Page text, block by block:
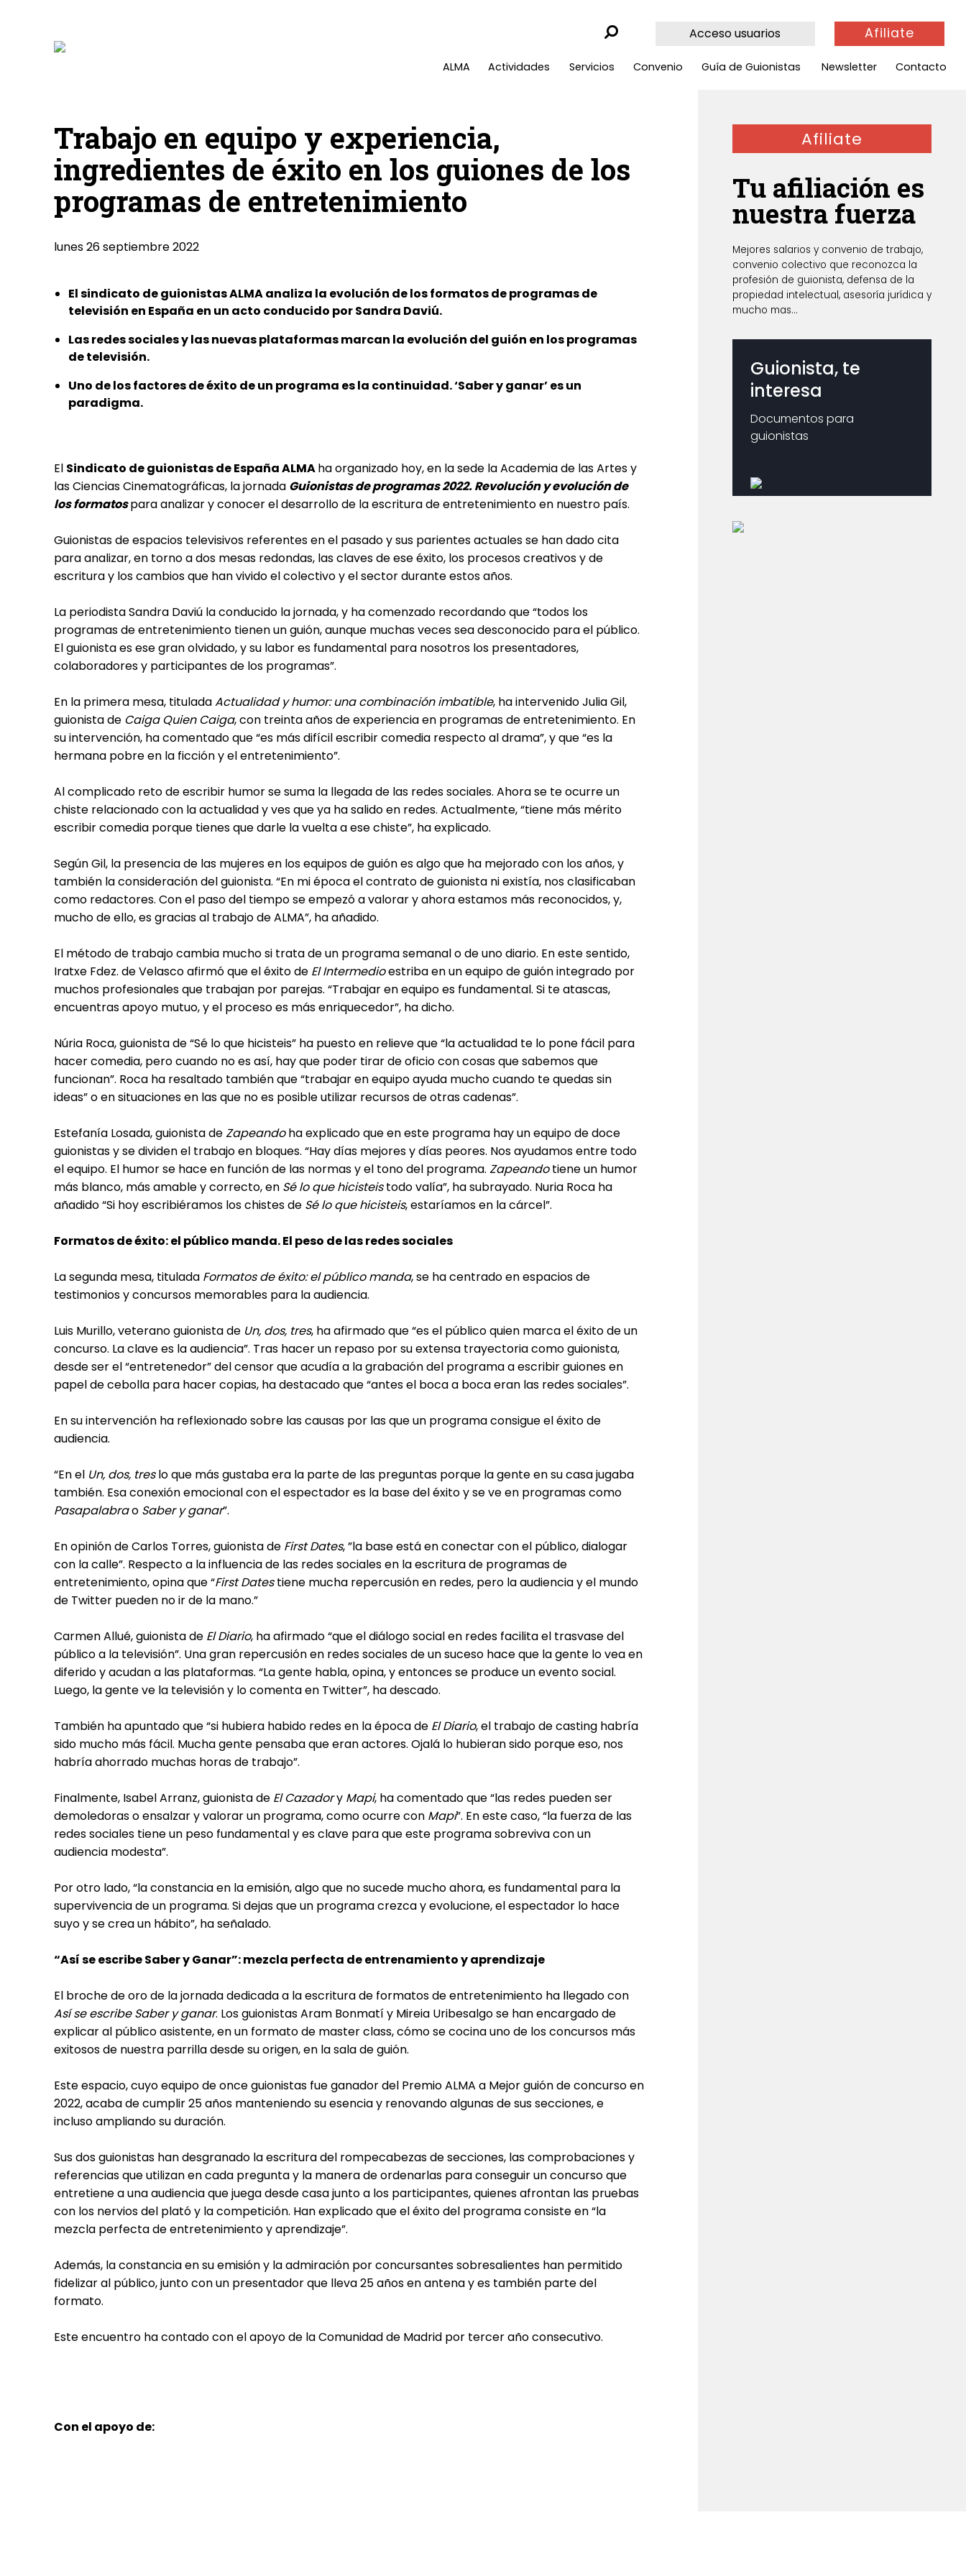
Acceso usuarios Afiliate
ALMA Actividades Servicios Convenio Guía de Guionistas Newsletter Contacto
Trabajo en equipo y experiencia,
ingredientes de éxito en los guiones de los
programas de entretenimiento
lunes 26 septiembre 2022
El sindicato de guionistas ALMA analiza la evolución de los formatos de programas de
televisión en España en un acto conducido por Sandra Daviú.
Las redes sociales y las nuevas plataformas marcan la evolución del guión en los programas
de televisión.
Uno de los factores de éxito de un programa es la continuidad. ‘Saber y ganar’ es un
paradigma.
El Sindicato de guionistas de España ALMAha organizado hoy, en la sede la Academia de las Artes y
las Ciencias Cinematográficas, la jornada Guionistas de programas 2022. Revolución y evolución de
los formatospara analizar y conocer el desarrollo de la escritura de entretenimiento en nuestro país.
Guionistas de espacios televisivos referentes en el pasado y sus parientes actuales se han dado cita
para analizar, en torno a dos mesas redondas, las claves de ese éxito, los procesos creativos y de
escritura y los cambios que han vivido el colectivo y el sector durante estos años.
La periodista Sandra Daviú la conducido la jornada, y ha comenzado recordando que “todos los
programas de entretenimiento tienen un guión, aunque muchas veces sea desconocido para el público.
El guionista es ese gran olvidado, y su labor es fundamental para nosotros los presentadores,
colaboradores y participantes de los programas”.
En la primera mesa, tituladaActualidad y humor: una combinación imbatible, ha intervenido Julia Gil,
guionista de Caiga Quien Caiga, con treinta años de experiencia en programas de entretenimiento. En
su intervención, ha comentado que “es más difícil escribir comedia respecto al drama”, y que “es la
hermana pobre en la ficción y el entretenimiento”.
Al complicado reto de escribir humor se suma la llegada de las redes sociales. Ahora se te ocurre un
chiste relacionado con la actualidad y ves que ya ha salido en redes. Actualmente, “tiene más mérito
escribir comedia porque tienes que darle la vuelta a ese chiste”, ha explicado.
Según Gil, la presencia de las mujeres en los equipos de guión es algo que ha mejorado con los años, y
también la consideración del guionista. “En mi época el contrato de guionista ni existía, nos clasificaban
como redactores. Con el paso del tiempo se empezó a valorar y ahora estamos más reconocidos, y,
mucho de ello, es gracias al trabajo de ALMA”, ha añadido.
El método de trabajo cambia mucho si trata de un programa semanal o de uno diario. En este sentido,
Iratxe Fdez. de Velasco afirmó que el éxito de El Intermedioestriba en un equipo de guión integrado por
muchos profesionales que trabajan por parejas. “Trabajar en equipo es fundamental. Si te atascas,
encuentras apoyo mutuo, y el proceso es más enriquecedor”, ha dicho.
Núria Roca, guionista de “Sé lo que hicisteis” ha puesto en relieve que “la actualidad te lo pone fácil para
hacer comedia, pero cuando no es así, hay que poder tirar de oficio con cosas que sabemos que
funcionan”. Roca ha resaltado también que “trabajar en equipo ayuda mucho cuando te quedas sin
ideas” o en situaciones en las que no es posible utilizar recursos de otras cadenas”.
Estefanía Losada, guionista deZapeandoha explicado que en este programa hay un equipo de doce
guionistas y se dividen el trabajo en bloques. “Hay días mejores y días peores. Nos ayudamos entre todo
el equipo. El humor se hace en función de las normas y el tono del programa. Zapeandotiene un humor
más blanco, más amable y correcto, en Sé lo que hicisteistodo valía”, ha subrayado. Nuria Roca ha
añadido “Si hoy escribiéramos los chistes de Sé lo que hicisteis, estaríamos en la cárcel”.
Formatos de éxito: el público manda. El peso de las redes sociales
La segunda mesa, titulada Formatos de éxito: el público manda, se ha centrado en espacios de
testimonios y concursos memorables para la audiencia.
Luis Murillo, veterano guionista de Un, dos, tres, ha afirmado que “es el público quien marca el éxito de un
concurso. La clave es la audiencia”. Tras hacer un repaso por su extensa trayectoria como guionista,
desde ser el “entretenedor” del censor que acudía a la grabación del programa a escribir guiones en
papel de cebolla para hacer copias, ha destacado que “antes el boca a boca eran las redes sociales”.
En su intervención ha reflexionado sobre las causas por las que un programa consigue el éxito de
audiencia.
“En el Un, dos, treslo que más gustaba era la parte de las preguntas porque la gente en su casa jugaba
también. Esa conexión emocional con el espectador es la base del éxito y se ve en programas como
Pasapalabrao Saber y ganar”.
En opinión de Carlos Torres, guionista de First Dates, ”la base está en conectar con el público, dialogar
con la calle”. Respecto a la influencia de las redes sociales en la escritura de programas de
entretenimiento, opina que “First Datestiene mucha repercusión en redes, pero la audiencia y el mundo
de Twitter pueden no ir de la mano.”
Carmen Allué, guionista de El Diario, ha afirmado “que el diálogo social en redes facilita el trasvase del
público a la televisión”. Una gran repercusión en redes sociales de un suceso hace que la gente lo vea en
diferido y acudan a las plataformas. “La gente habla, opina, y entonces se produce un evento social.
Luego, la gente ve la televisión y lo comenta en Twitter”, ha descado.
También ha apuntado que “si hubiera habido redes en la época de El Diario, el trabajo de casting habría
sido mucho más fácil. Mucha gente pensaba que eran actores. Ojalá lo hubieran sido porque eso, nos
habría ahorrado muchas horas de trabajo”.
Finalmente, Isabel Arranz, guionista de El Cazadory Mapi, ha comentado que “las redes pueden ser
demoledoras o ensalzar y valorar un programa, como ocurre con Mapi”. En este caso, “la fuerza de las
redes sociales tiene un peso fundamental y es clave para que este programa sobreviva con un
audiencia modesta”.
Por otro lado, “la constancia en la emisión, algo que no sucede mucho ahora, es fundamental para la
supervivencia de un programa. Si dejas que un programa crezca y evolucione, el espectador lo hace
suyo y se crea un hábito”, ha señalado.
“Así se escribe Saber y Ganar”: mezcla perfecta de entrenamiento y aprendizaje
El broche de oro de la jornada dedicada a la escritura de formatos de entretenimiento ha llegado con
Así se escribe Saber y ganar. Los guionistas Aram Bonmatí y Mireia Uribesalgo se han encargado de
explicar al público asistente, en un formato de master class, cómo se cocina uno de los concursos más
exitosos de nuestra parrilla desde su origen, en la sala de guión.
Este espacio, cuyo equipo de once guionistas fue ganador del Premio ALMA a Mejor guión de concurso en
2022, acaba de cumplir 25 años manteniendo su esencia y renovando algunas de sus secciones, e
incluso ampliando su duración.
Sus dos guionistas han desgranado la escritura del rompecabezas de secciones, las comprobaciones y
referencias que utilizan en cada pregunta y la manera de ordenarlas para conseguir un concurso que
entretiene a una audiencia que juega desde casa junto a los participantes, quienes afrontan las pruebas
con los nervios del plató y la competición. Han explicado que el éxito del programa consiste en “la
mezcla perfecta de entretenimiento y aprendizaje”.
Además, la constancia en su emisión y la admiración por concursantes sobresalientes han permitido
fidelizar al público, junto con un presentador que lleva 25 años en antena y es también parte del
formato.
Este encuentro ha contado con el apoyo de la Comunidad de Madrid por tercer año consecutivo.
Con el apoyo de:
Afiliate
Tu afiliación es
nuestra fuerza
Mejores salarios y convenio de trabajo,
convenio colectivo que reconozca la
profesión de guionista, defensa de la
propiedad intelectual, asesoría jurídica y
mucho mas...
Guionista, te
interesa
Documentos para
guionistas